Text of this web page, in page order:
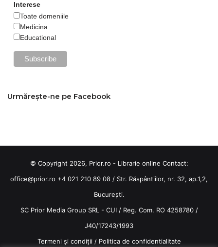
Interese
Toate domeniile
Medicina
Educational
Urmărește-ne pe Facebook
© Copyright 2026, Prior.ro - Librarie online Contact:
office@prior.ro +4 021 210 89 08 / Str. Răspântiilor, nr. 32, ap.1,2,
București.
SC Prior Media Group SRL - CUI / Reg. Com. RO 4258780 /
J40/17243/1993
Termeni și condiții/ Politica de confidentialitate